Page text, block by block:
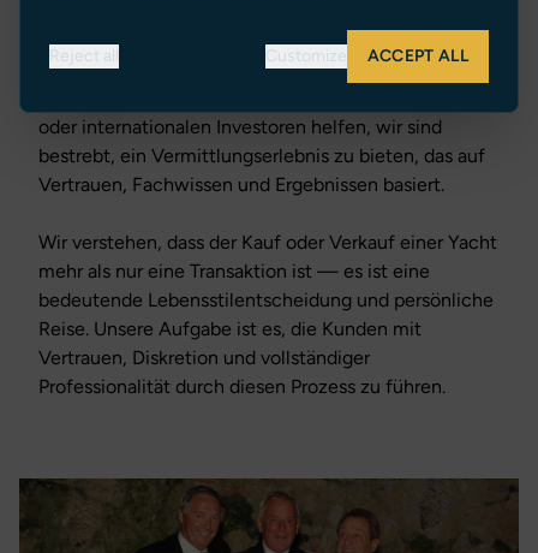
Kundenservice.
oder internationalen Investoren helfen, wir sind
bestrebt, ein Vermittlungserlebnis zu bieten, das auf
Vertrauen, Fachwissen und Ergebnissen basiert.
Wir verstehen, dass der Kauf oder Verkauf einer Yacht
mehr als nur eine Transaktion ist — es ist eine
bedeutende Lebensstilentscheidung und persönliche
Reise. Unsere Aufgabe ist es, die Kunden mit
Vertrauen, Diskretion und vollständiger
Professionalität durch diesen Prozess zu führen.
Reject all Customize ACCEPT ALL